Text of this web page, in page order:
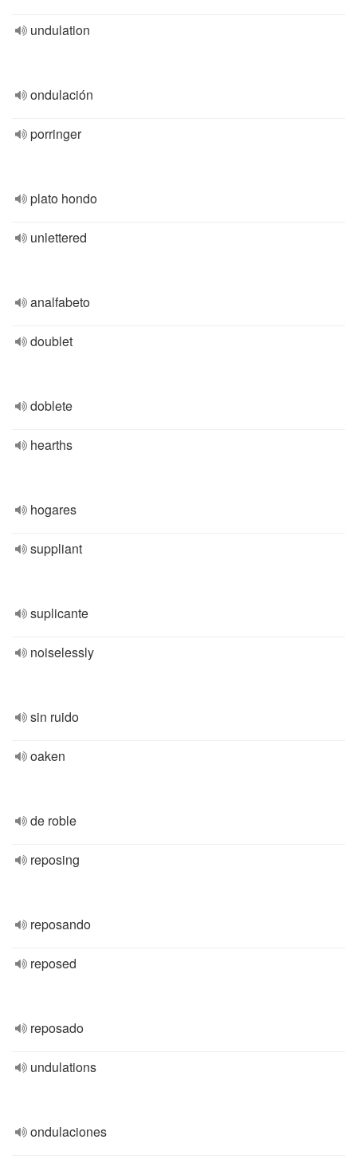
undulation
ondulación
porringer
plato hondo
unlettered
analfabeto
doublet
doblete
hearths
hogares
suppliant
suplicante
noiselessly
sin ruido
oaken
de roble
reposing
reposando
reposed
reposado
undulations
ondulaciones